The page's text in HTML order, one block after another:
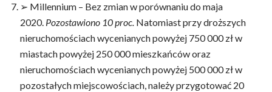
➢ Millennium – Bez zmian w porównaniu do maja
2020. Pozostawiono 10 proc. Natomiast przy droższych
nieruchomościach wycenianych powyżej 750 000 zł w
miastach powyżej 250 000 mieszkańców oraz
nieruchomościach wycenianych powyżej 500 000 zł w
pozostałych miejscowościach, należy przygotować 20